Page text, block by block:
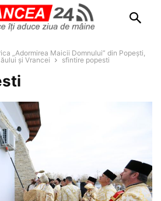
„Adormirea Maicii Domnului” din Popești,
și Vrancei
sfintire popesti